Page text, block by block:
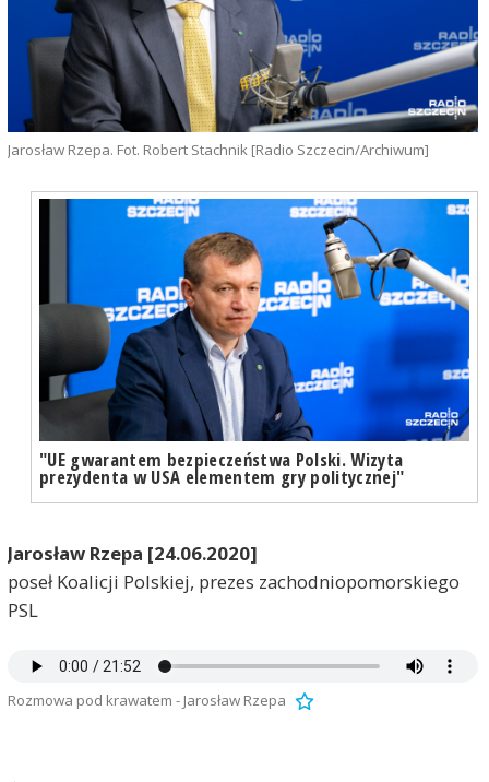
Jarosław Rzepa. Fot. Robert Stachnik [Radio Szczecin/Archiwum]
"UE gwarantem bezpieczeństwa Polski. Wizyta
prezydenta w USA elementem gry politycznej"
Jarosław Rzepa [24.06.2020]
poseł Koalicji Polskiej, prezes zachodniopomorskiego
PSL
Rozmowa pod krawatem - Jarosław Rzepa